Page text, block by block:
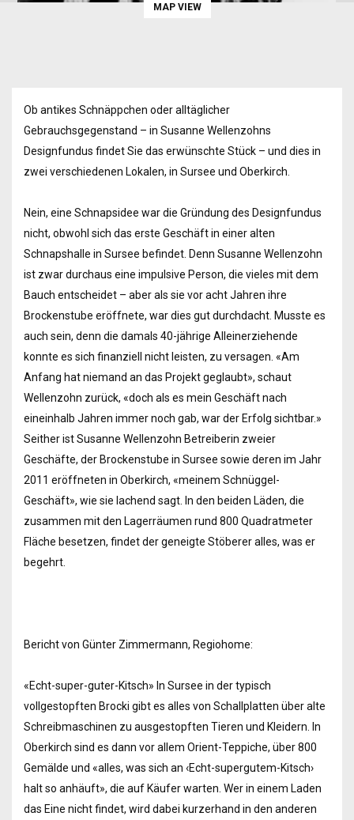
MAP VIEW
Ob antikes Schnäppchen oder alltäglicher
Gebrauchsgegenstand – in Susanne Wellenzohns
Designfundus findet Sie das erwünschte Stück – und dies in
zwei verschiedenen Lokalen, in Sursee und Oberkirch.
Nein, eine Schnapsidee war die Gründung des Designfundus
nicht, obwohl sich das erste Geschäft in einer alten
Schnapshalle in Sursee befindet. Denn Susanne Wellenzohn
ist zwar durchaus eine impulsive Person, die vieles mit dem
Bauch entscheidet – aber als sie vor acht Jahren ihre
Brockenstube eröffnete, war dies gut durchdacht. Musste es
auch sein, denn die damals 40-jährige Alleinerziehende
konnte es sich finanziell nicht leisten, zu versagen. «Am
Anfang hat niemand an das Projekt geglaubt», schaut
Wellenzohn zurück, «doch als es mein Geschäft nach
eineinhalb Jahren immer noch gab, war der Erfolg sichtbar.»
Seither ist Susanne Wellenzohn Betreiberin zweier
Geschäfte, der Brockenstube in Sursee sowie deren im Jahr
2011 eröffneten in Oberkirch, «meinem Schnüggel-
Geschäft», wie sie lachend sagt. In den beiden Läden, die
zusammen mit den Lagerräumen rund 800 Quadratmeter
Fläche besetzen, findet der geneigte Stöberer alles, was er
begehrt.
Bericht von Günter Zimmermann, Regiohome:
«Echt-super-guter-Kitsch» In Sursee in der typisch
vollgestopften Brocki gibt es alles von Schallplatten über alte
Schreibmaschinen zu ausgestopften Tieren und Kleidern. In
Oberkirch sind es dann vor allem Orient-Teppiche, über 800
Gemälde und «alles, was sich an ‹Echt-supergutem-Kitsch›
halt so anhäuft», die auf Käufer warten. Wer in einem Laden
das Eine nicht findet, wird dabei kurzerhand in den anderen